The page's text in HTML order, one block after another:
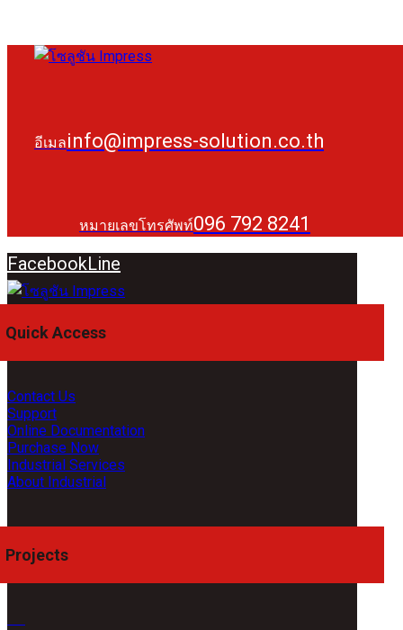
อีเมลinfo@impress-solution.co.th
หมายเลขโทรศัพท์096 792 8241
FacebookLine
Quick Access
Contact Us
Support
Online Documentation
Purchase Now
Industrial Services
About Industrial
Projects